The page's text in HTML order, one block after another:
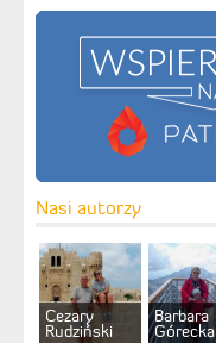
Nasi autorzy
Cezary
Rudziński
Barbara
Górecka